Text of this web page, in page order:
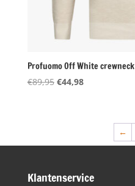
Profuomo Off White crewneck
€89,95 Oorspronkelijke
€44,98Huidige
←
Klantenservice